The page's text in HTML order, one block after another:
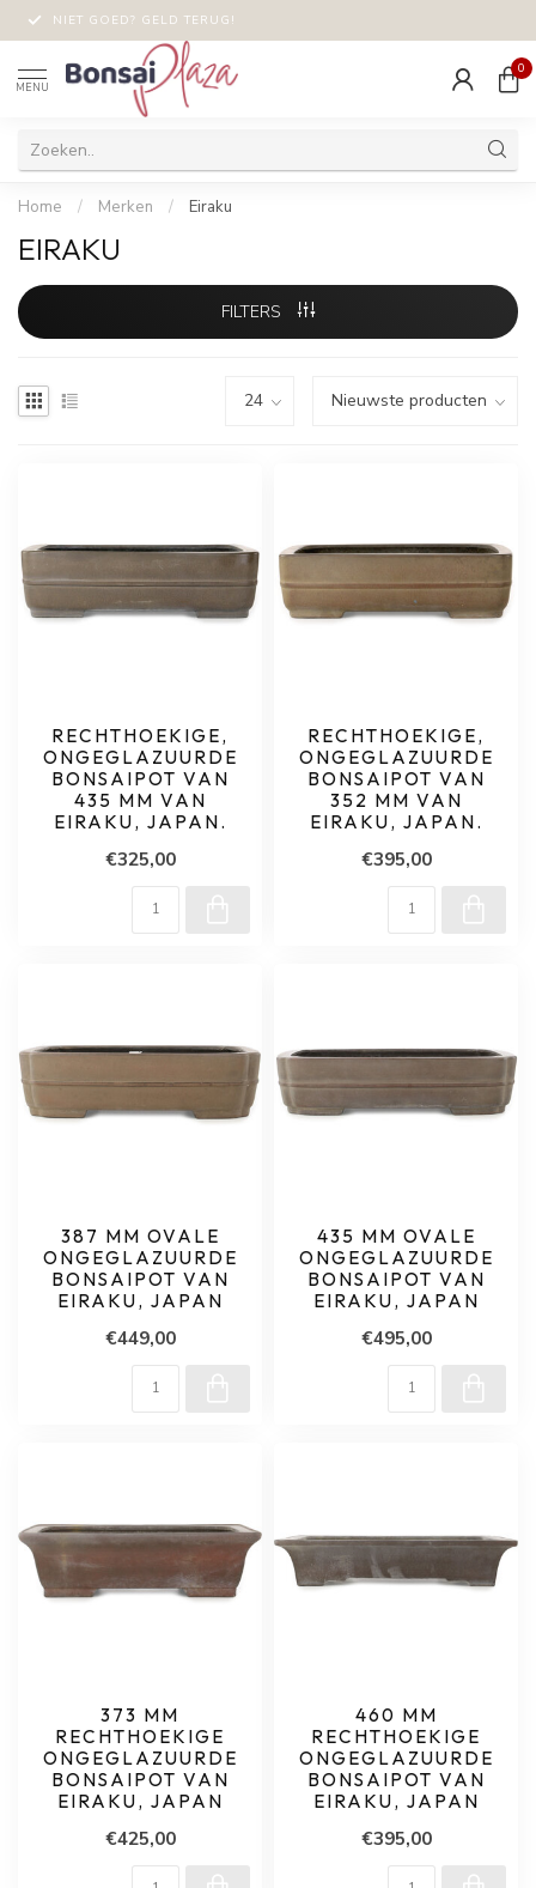
NIET GOED? GELD TERUG!
MENU
0
Home / Merken / Eiraku
EIRAKU
FILTERS
RECHTHOEKIGE,
ONGEGLAZUURDE
BONSAIPOT VAN
435 MM VAN
EIRAKU, JAPAN.
€325,00
RECHTHOEKIGE,
ONGEGLAZUURDE
BONSAIPOT VAN
352 MM VAN
EIRAKU, JAPAN.
€395,00
387 MM OVALE
ONGEGLAZUURDE
BONSAIPOT VAN
EIRAKU, JAPAN
€449,00
435 MM OVALE
ONGEGLAZUURDE
BONSAIPOT VAN
EIRAKU, JAPAN
€495,00
373 MM
RECHTHOEKIGE
ONGEGLAZUURDE
BONSAIPOT VAN
EIRAKU, JAPAN
€425,00
460 MM
RECHTHOEKIGE
ONGEGLAZUURDE
BONSAIPOT VAN
EIRAKU, JAPAN
€395,00